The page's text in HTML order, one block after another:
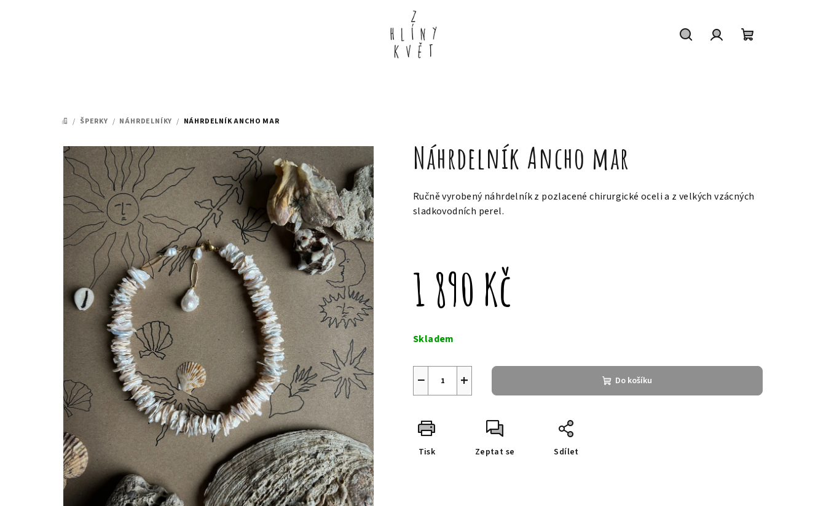
DOMŮ
/ ŠPERKY / NÁHRDELNÍKY / NÁHRDELNÍK ANCHO MAR
Náhrdelník Ancho mar
Ručně vyrobený náhrdelník z pozlacené chirurgické oceli a z velkých vzácných
sladkovodních perel.
1 890 Kč
cena:
Skladem
+
− Do košíku
Tisk Zeptat se Sdílet